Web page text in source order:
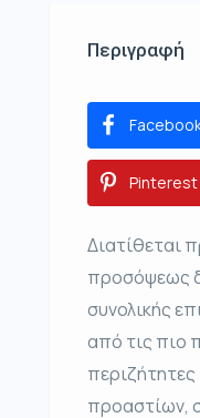
Περιγραφή
Pinterest
Διατίθεται
προσόψεως
συνολικής
από τις πιο
προαστίων,